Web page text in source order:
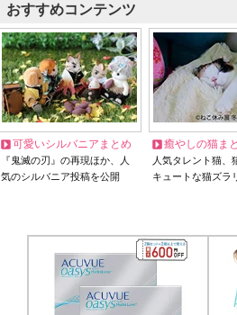
おすすめコンテンツ
可愛いシルバニアまとめ
『鬼滅の刃』の再現ほか、人
気のシルバニア投稿を公開
癒やしの猫ま
人気タレント猫
キュートな猫ズラ